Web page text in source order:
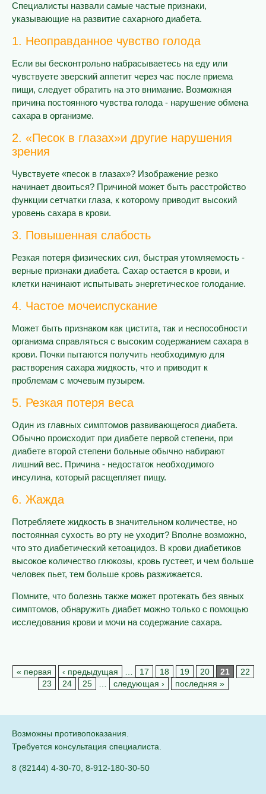
Специалисты назвали самые частые признаки,
указывающие на развитие сахарного диабета.
1. Неоправданное чувство голода
Если вы бесконтрольно набрасываетесь на еду или
чувствуете зверский аппетит через час после приема
пищи, следует обратить на это внимание. Возможная
причина постоянного чувства голода - нарушение обмена
сахара в организме.
2. «Песок в глазах»и другие нарушения
зрения
Чувствуете «песок в глазах»? Изображение резко
начинает двоиться? Причиной может быть расстройство
функции сетчатки глаза, к которому приводит высокий
уровень сахара в крови.
3. Повышенная слабость
Резкая потеря физических сил, быстрая утомляемость -
верные признаки диабета. Сахар остается в крови, и
клетки начинают испытывать энергетическое голодание.
4. Частое мочеиспускание
Может быть признаком как цистита, так и неспособности
организма справляться с высоким содержанием сахара в
крови. Почки пытаются получить необходимую для
растворения сахара жидкость, что и приводит к
проблемам с мочевым пузырем.
5. Резкая потеря веса
Один из главных симптомов развивающегося диабета.
Обычно происходит при диабете первой степени, при
диабете второй степени больные обычно набирают
лишний вес. Причина - недостаток необходимого
инсулина, который расщепляет пищу.
6. Жажда
Потребляете жидкость в значительном количестве, но
постоянная сухость во рту не уходит? Вполне возможно,
что это диабетический кетоацидоз. В крови диабетиков
высокое количество глюкозы, кровь густеет, и чем больше
человек пьет, тем больше кровь разжижается.
Помните, что болезнь также может протекать без явных
симптомов, обнаружить диабет можно только с помощью
исследования крови и мочи на содержание сахара.
« первая ‹ предыдущая 17 18 19 20 21
22
23
24 25 следующая › последняя »
Возможны противопоказания.
Требуется консультация специалиста.
8 (82144) 4-30-70, 8-912-180-30-50